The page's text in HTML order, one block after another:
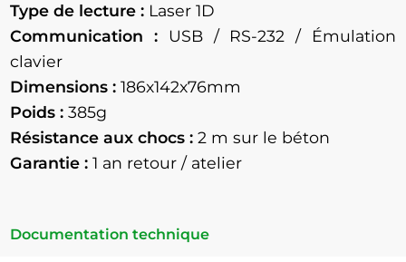
Type de lecture : Laser 1D
Communication :USB / RS-232 / Émulation
clavier
Dimensions : 186x142x76mm
Poids : 385g
Résistance aux chocs : 2 m sur le béton
Garantie : 1 an retour / atelier
Documentation technique